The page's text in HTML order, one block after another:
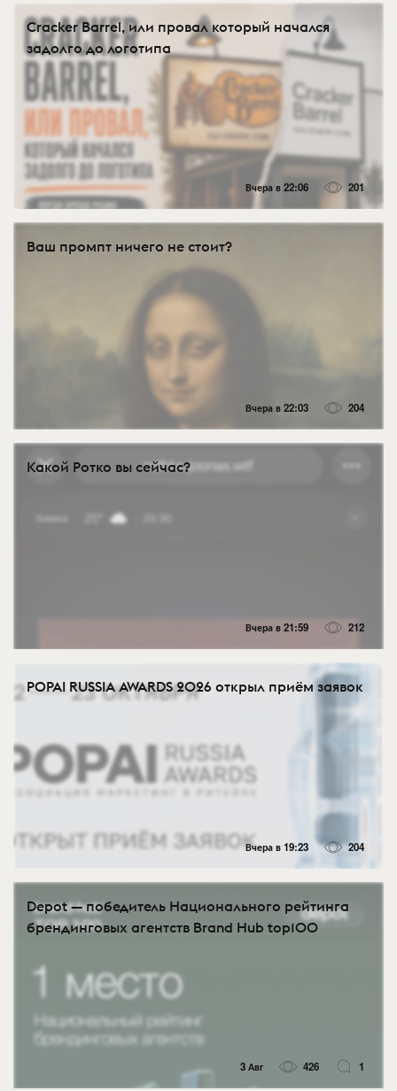
Cracker Barrel, или провал который начался
задолго до логотипа
Вчера в 22:06 201
Ваш промпт ничего не стоит?
Вчера в 22:03 204
Какой Ротко вы сейчас?
Вчера в 21:59 212
POPAI RUSSIA AWARDS 2026 открыл приём заявок
Вчера в 19:23 204
Depot — победитель Национального рейтинга
брендинговых агентств Brand Hub top100
3 Авг 426 1